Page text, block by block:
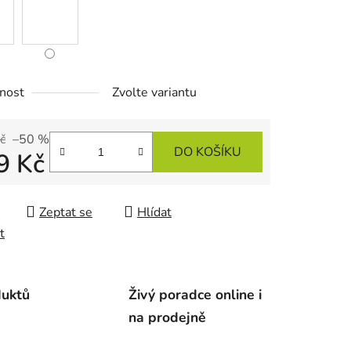
Zvolte variantu
–50 %
Kč DO KOŠÍKU
Zeptat se
Hlídat
Živý poradce online i
na prodejně